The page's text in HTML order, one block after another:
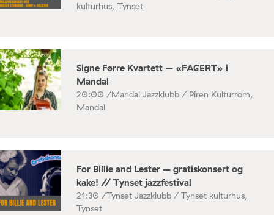
kulturhus, Tynset
Signe Førre Kvartett – «FAGERT» i
Mandal
20:00 /Mandal Jazzklubb / Piren Kulturrom,
Mandal
For Billie and Lester – gratiskonsert og
kake! // Tynset jazzfestival
21:30 /Tynset Jazzklubb / Tynset kulturhus,
Tynset